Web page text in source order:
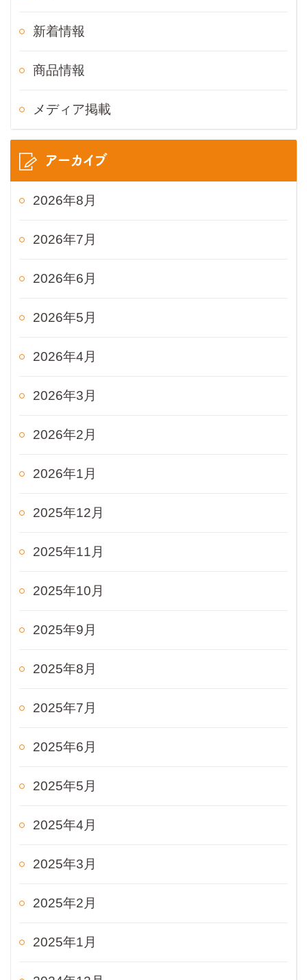
新着情報
商品情報
メディア掲載
アーカイブ
2026年8月
2026年7月
2026年6月
2026年5月
2026年4月
2026年3月
2026年2月
2026年1月
2025年12月
2025年11月
2025年10月
2025年9月
2025年8月
2025年7月
2025年6月
2025年5月
2025年4月
2025年3月
2025年2月
2025年1月